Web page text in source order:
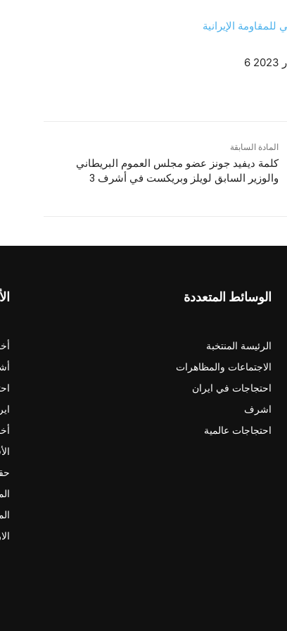
الإيرانية
المادة السابقة
کلمة ديفيد جونز عضو مجلس العموم البريطاني
والوزير السابق لويلز وبريكست في أشرف 3
الوسائط المتعددة
الرئيسة المنتخبة
الاجتماعات والمظاهرات
احتجاجات في ايران
اشرف
احتجاجات عالمية